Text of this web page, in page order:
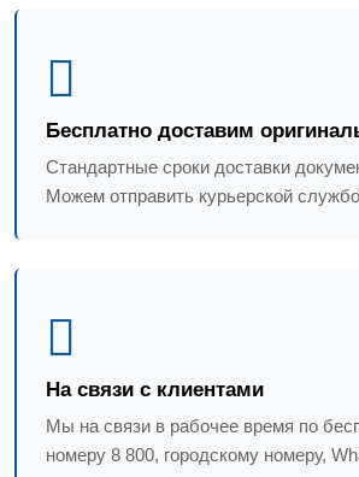
Бесплатно доставим
Стандартные сроки доставки
Можем отправить курьерской
На связи с клиентами
Мы на связи в рабочее время по
номеру 8 800, городскому номеру,